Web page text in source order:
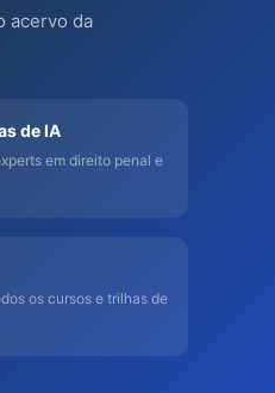
acervo da
de IA
em direito penal e
os cursos e trilhas de